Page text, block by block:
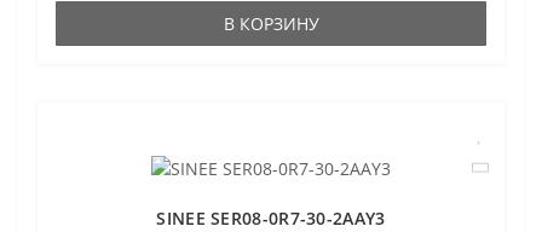
В КОРЗИНУ
SINEE SER08-0R7-30-2AAY3